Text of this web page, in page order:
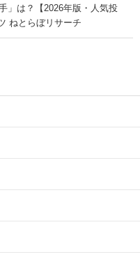
」は？【2026年版・人気投
ねとらぼリサーチ